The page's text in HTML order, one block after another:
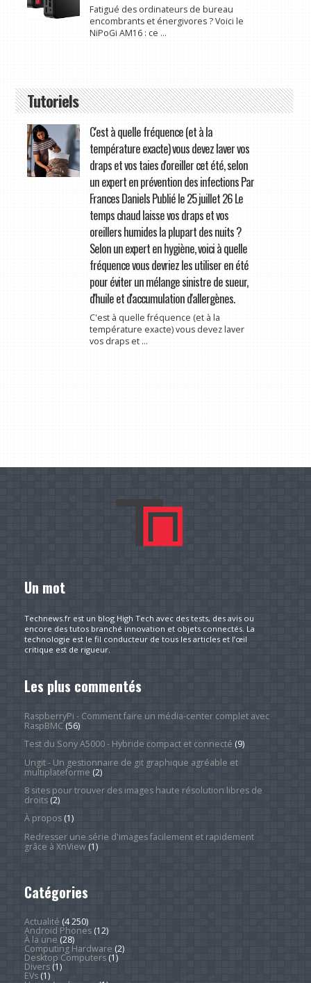
Fatigué des ordinateurs de bureau
encombrants et énergivores ? Voici le
NiPoGi AM16 : ce ...
Tutoriels
C'est à quelle fréquence (et à la
température exacte) vous devez laver vos
draps et vos taies d'oreiller cet été, selon
un expert en prévention des infections Par
Frances Daniels Publié le 25 juillet 26 Le
temps chaud laisse vos draps et vos
oreillers humides la plupart des nuits ?
Selon un expert en hygiène, voici à quelle
fréquence vous devriez les utiliser en été
pour éviter un mélange sinistre de sueur,
d'huile et d'accumulation d'allergènes.
C'est à quelle fréquence (et à la
température exacte) vous devez laver
vos draps et ...
Un mot
Technews.fr est un blog High Tech avec des tests, des avis ou
encore des tutos branché innovation et objets connectés. La
technologie est le fil conducteur de tous les articles et l’œil
critique est de rigueur.
Les plus commentés
RaspberryPi - Comment faire un média-center complet avec
RaspBMC(56)
Test du Sony A5000 - Hybride compact et connecté (9)
Ungit - Un gestionnaire de git graphique agréable et
multiplateforme (2)
8 sites pour trouver des images haute résolution libres de
droits(2)
À propos(1)
Redresser une série d'images facilement et rapidement
grâce à XnView(1)
Catégories
Actualité (4 250)
Android Phones(12)
À la une (28)
Computing Hardware (2)
Desktop Computers(1)
Divers(1)
EVs(1)